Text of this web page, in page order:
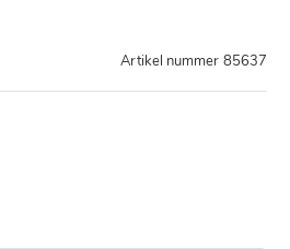
Artikel nummer 85637